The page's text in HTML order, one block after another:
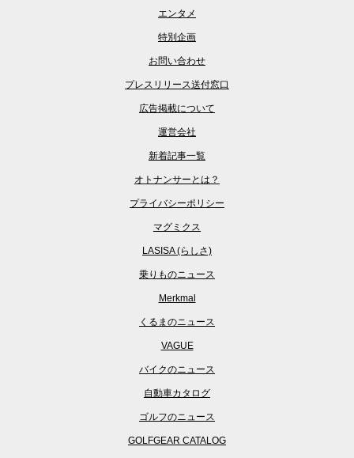
エンタメ
特別企画
お問い合わせ
プレスリリース送付窓口
広告掲載について
運営会社
新着記事一覧
オトナンサーとは？
プライバシーポリシー
マグミクス
LASISA (らしさ)
乗りものニュース
Merkmal
くるまのニュース
VAGUE
バイクのニュース
自動車カタログ
ゴルフのニュース
GOLFGEAR CATALOG